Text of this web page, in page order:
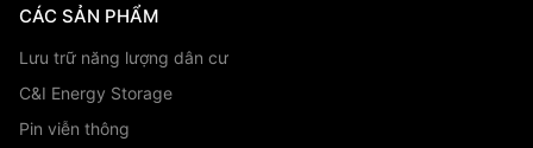
CÁC SẢN PHẨM
Lưu trữ năng lượng dân cư
C&I Energy Storage
Pin viễn thông